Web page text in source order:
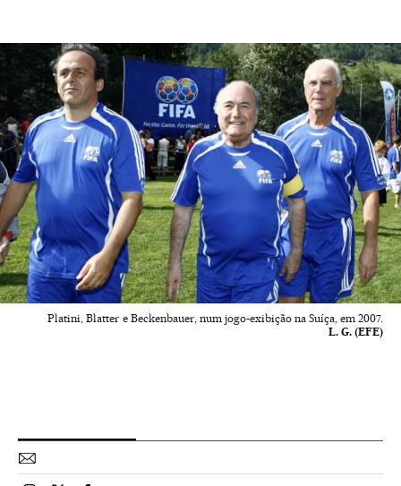
Platini, Blatter e Beckenbauer, num jogo-exibição na Suíça, em 2007.
L. G. (EFE)